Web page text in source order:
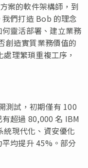
案的軟件架構師，到
們打造 Bob 的理念
靈活部署、建立業務
創造實質業務價值的
理繁瑣重複工序，
測試，初期僅有 100
超過 80,000 名 IBM
現代化、資安優化
均提升 45%。部分